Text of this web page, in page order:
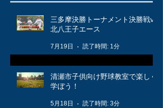
三多摩決勝トーナメント決勝戦vs
北八王子エース
7月19日 読了時間: 1分
清瀬市子供向け野球教室で楽しく
学ぼう！
5月18日 読了時間: 3分